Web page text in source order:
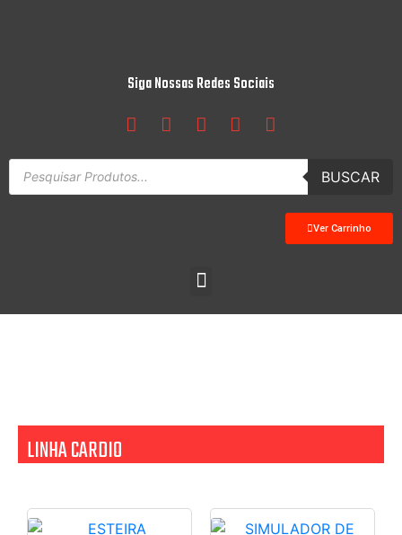
Siga Nossas Redes Sociais
BUSCAR
Ver Carrinho
LINHA CARDIO